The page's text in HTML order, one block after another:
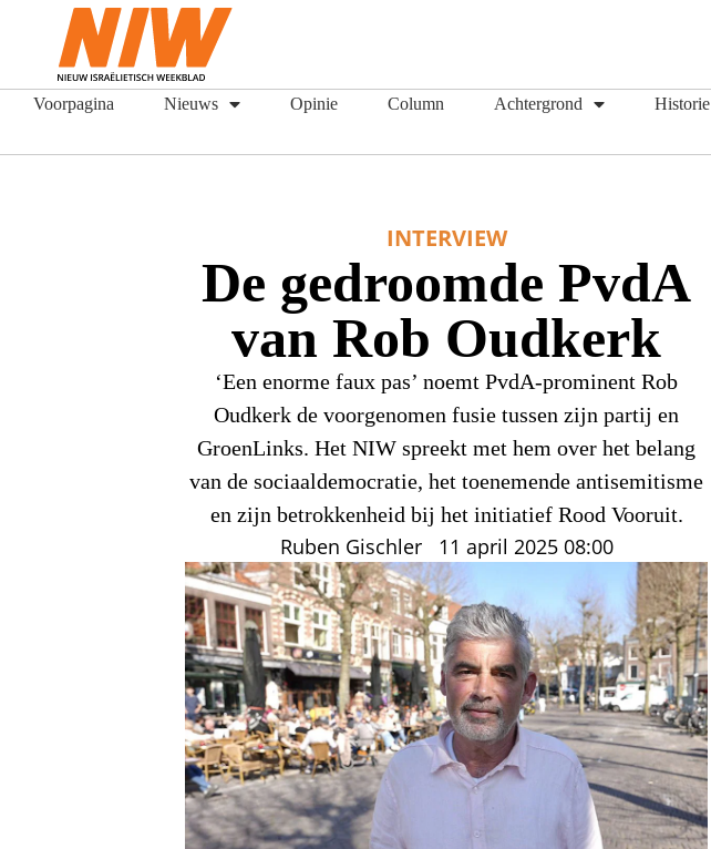
Voorpagina Nieuws Opinie Column Achtergrond Historie
INTERVIEW
De gedroomde PvdA
van Rob Oudkerk
‘Een enorme faux pas’ noemt PvdA-prominent Rob
Oudkerk de voorgenomen fusie tussen zijn partij en
GroenLinks. Het NIW spreekt met hem over het belang
van de sociaaldemocratie, het toenemende antisemitisme
en zijn betrokkenheid bij het initiatief Rood Vooruit.
Ruben Gischler 11 april 2025 08:00